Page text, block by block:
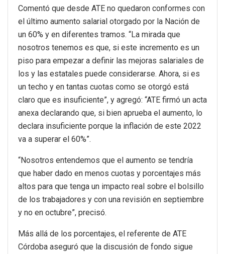
Comentó que desde ATE no quedaron conformes con
el último aumento salarial otorgado por la Nación de
un 60% y en diferentes tramos. “La mirada que
nosotros tenemos es que, si este incremento es un
piso para empezar a definir las mejoras salariales de
los y las estatales puede considerarse. Ahora, si es
un techo y en tantas cuotas como se otorgó está
claro que es insuficiente”, y agregó: “ATE firmó un acta
anexa declarando que, si bien aprueba el aumento, lo
declara insuficiente porque la inflación de este 2022
va a superar el 60%”.
“Nosotros entendemos que el aumento se tendría
que haber dado en menos cuotas y porcentajes más
altos para que tenga un impacto real sobre el bolsillo
de los trabajadores y con una revisión en septiembre
y no en octubre”, precisó.
Más allá de los porcentajes, el referente de ATE
Córdoba aseguró que la discusión de fondo sigue